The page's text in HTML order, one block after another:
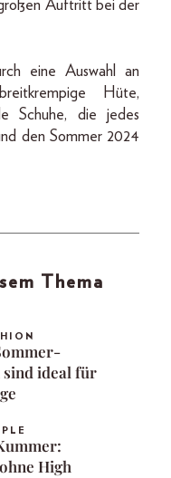
Auftritt bei der
eine Auswahl an
Hüte,
Schuhe, die jedes
den Sommer 2024
Thema
ideal für
High